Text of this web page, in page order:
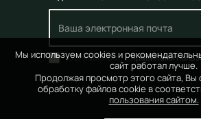
Мы используем cookies и
сайт работал лучше.
Продолжая просмотр этого сайта, Вы
обработку файлов cookie в
пользования сайтом.
Согласен(на) справилами